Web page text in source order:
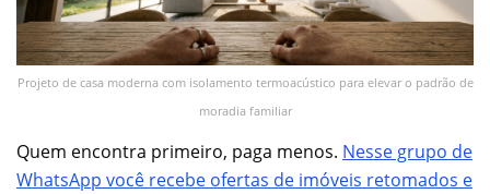
Projeto de casa moderna com isolamento termoacústico para elevar o padrão de
moradia familiar
Quem encontra primeiro, paga menos. Nesse grupo de
WhatsApp você recebe ofertas de imóveis retomados e